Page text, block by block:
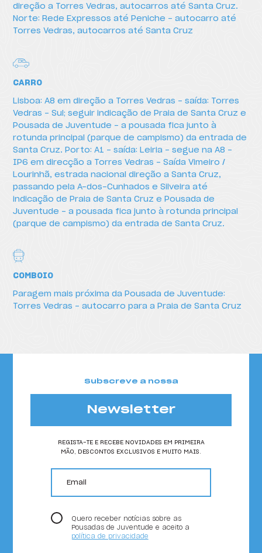
Como chegar
direção a Torres Vedras, autocarros até Santa Cruz.
Norte: Rede Expressos até Peniche – autocarro até
Torres Vedras, autocarros até Santa Cruz
CARRO
Lisboa: A8 em direção a Torres Vedras – saída: Torres
Vedras - Sul; seguir indicação de Praia de Santa Cruz e
Pousada de Juventude – a pousada fica junto à
rotunda principal (parque de campismo) da entrada de
Santa Cruz. Porto: A1 – saída: Leiria – segue na A8 –
IP6 em direcção a Torres Vedras – Saída Vimeiro /
Lourinhã, estrada nacional direção a Santa Cruz,
passando pela A-dos-Cunhados e Silveira até
indicação de Praia de Santa Cruz e Pousada de
Juventude – a pousada fica junto à rotunda principal
(parque de campismo) da entrada de Santa Cruz.
COMBOIO
Paragem mais próxima da Pousada de Juventude:
Torres Vedras – autocarro para a Praia de Santa Cruz
Subscreve a nossa
Newsletter
REGISTA-TE E RECEBE NOVIDADES EM PRIMEIRA
MÃO, DESCONTOS EXCLUSIVOS E MUITO MAIS.
email
Quero receber notícias sobre as
Pousadas de Juventude e aceito a
política de privacidade